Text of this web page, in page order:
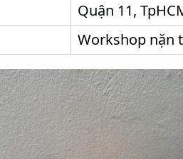
Quận 11,
Workshop nặn